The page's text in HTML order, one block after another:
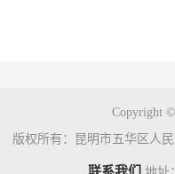
Copyright
版权所有：昆明市五华区人